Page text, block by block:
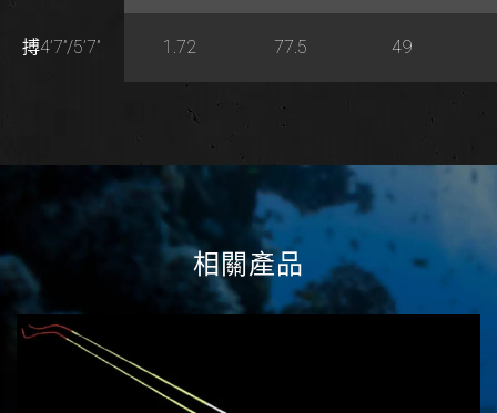
搏4’7”/5’7” 1.72 77.5 49
相關產品